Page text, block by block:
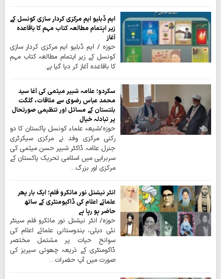
ایم ڈبلیو ایم مرکزی کردار سازی کونسل کے
زیر اہتمام مطالعہ کتاب مہم کا باقاعدہ
آغاز
حوزہ / ایم ڈبلیو ایم مرکزی کردار سازی
کونسل کے زیر اہتمام مطالعہ کتاب مہم
کا باقاعدہ آغاز کر دیا گیا ہے۔
سکردو؛ علامہ شبیر میثمی کی آغا سید
محمد عباس رضوی سے ملاقات، گلگت
بلتستان کے مسائل اور تنظیمی صورتحال
پر تبادلہ خیال
حوزہ/شیعہ علماء کونسل پاکستان کا دو
رکنی مرکزی وفد نے مرکزی سیکرٹری
جنرل علامہ ڈاکٹر شبیر حسن میثمی کی
سربراہی میں اسلامی تحریک پاکستان کے
مرکزی اور بزرگ…
انٹر نیشنل نور مائکرو فلم؛ ایک بار پھر
علمائے اعلام کی ڈاکیومنٹری کے ساتھ
حاضر ہو رہا ہے
حوزہ/ انٹر نیشنل نور مائکرو فلم سینٹر
نئی دہلی، ہندوستانی علمائے اعلام کی
سوانح حیات پر مشتمل مختصر
ڈاکومنٹری کے ذریعہ چھوتی سیریز کی
صورت میں آپ حضرات…